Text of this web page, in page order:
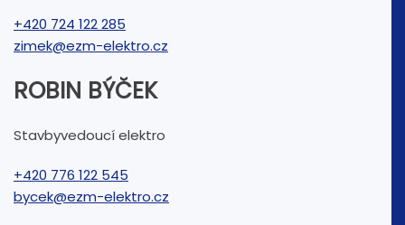
+420 724 122 285
zimek@ezm-elektro.cz
ROBIN BÝČEK
Stavbyvedoucí elektro
+420 776 122 545
bycek@ezm-elektro.cz